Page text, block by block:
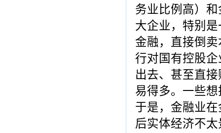
务业比例高）
大企业，特别
金融，直接倒
行对国有控股
出去、甚至直
易得多。一些
于是，金融业
后实体经济不